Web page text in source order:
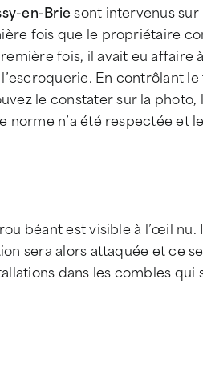
en-Briesont intervenus
fois que le propriétaire
fois, il avait eu affaire
En contrôlant
le constater sur la photo,
n’a été respectée et
béant est visible à l’œil nu.
sera alors attaquée et ce
dans les combles qui